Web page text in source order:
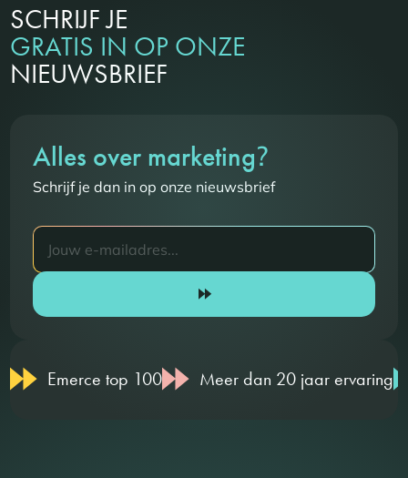
SCHRIJF JE
GRATIS IN OP ONZE
NIEUWSBRIEF
Alles over marketing?
Schrijf je dan in op onze nieuwsbrief
Emerce top 100 Meer dan 20 jaar ervaring